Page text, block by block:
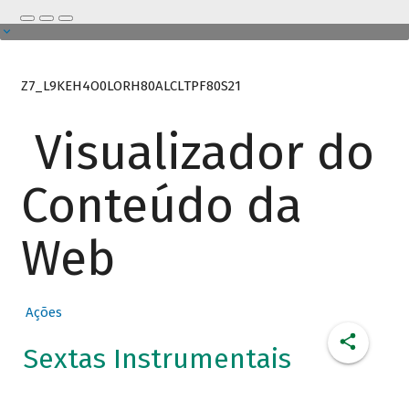
Z7_L9KEH4O0LORH80ALCLTPF80S21
Visualizador do
Conteúdo da
Web
Ações
Sextas Instrumentais